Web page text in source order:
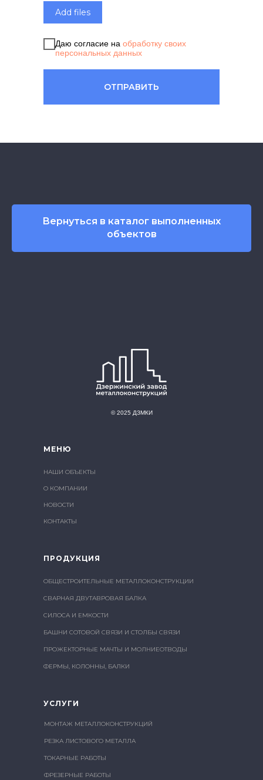
Add files
Даю согласие на обработку своих
персональных данных
ОТПРАВИТЬ
Вернуться в каталог выполненных
объектов
МЕНЮ
КОНТАКТЫ
НОВОСТИ
О КОМПАНИИ
НАШИ ОБЪЕКТЫ
ПРОДУКЦИЯ
БАШНИ СОТОВОЙ СВЯЗИ И СТОЛБЫ СВЯЗИ
ФЕРМЫ, КОЛОННЫ, БАЛКИ
ПРОЖЕКТОРНЫЕ МАЧТЫ И МОЛНИЕОТВОДЫ
СИЛОСА И ЕМКОСТИ
СВАРНАЯ ДВУТАВРОВАЯ БАЛКА
ОБЩЕСТРОИТЕЛЬНЫЕ МЕТАЛЛОКОНСТРУКЦИИ
УСЛУГИ
ФРЕЗЕРНЫЕ РАБОТЫ
ТОКАРНЫЕ РАБОТЫ
РЕЗКА ЛИСТОВОГО МЕТАЛЛА
МОНТАЖ МЕТАЛЛОКОНСТРУКЦИЙ
© 2025 ДЗМКИ